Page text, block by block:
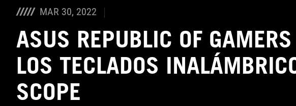
MAR 30, 2022
ASUS REPUBLIC OF
LOS TECLADOS
SCOPE